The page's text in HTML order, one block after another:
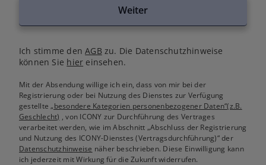
Weiter
Ich stimme denAGB zu. Die Datenschutzhinweise
können Sie hier einsehen.
Mit der Absendung willige ich ein, dass von mir bei der
Registrierung oder bei Nutzung des Dienstes zur Verfügung
gestellte„besondere Kategorien personenbezogener Daten“(z.B.
Geschlecht) , von ICONY zur Durchführung des Vertrages
verarbeitet werden, wie im Abschnitt „Abschluss der Registrierung
und Nutzung des ICONY-Dienstes (Vertragsdurchführung)“ der
Datenschutzhinweise näher beschrieben. Diese Einwilligung kann
ich jederzeit mit Wirkung für die Zukunft widerrufen.